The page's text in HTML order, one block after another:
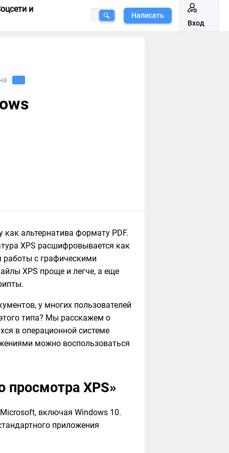
и
Написать
Вход
альтернатива формату PDF.
XPS расшифровывается как
работы с графическими
XPS проще и легче, а еще
у многих пользователей
типа? Мы расскажем о
в операционной системе
можно воспользоваться
просмотра XPS»
включая Windows 10.
приложения